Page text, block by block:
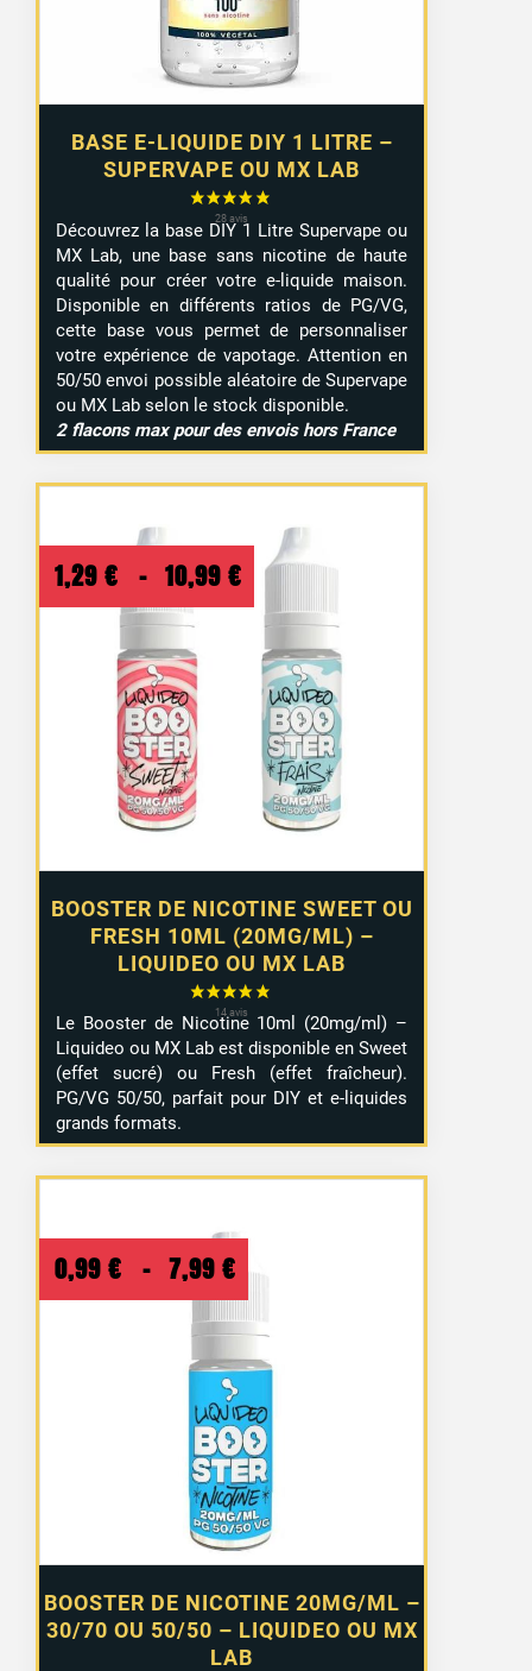
21 avis
BASE E-LIQUIDE DIY 1 LITRE –
SUPERVAPE OU MX LAB
Découvrez la base DIY 1 Litre Supervape ou
MX Lab, une base sans nicotine de haute
qualité pour créer votre e-liquide maison.
Disponible en différents ratios de PG/VG,
cette base vous permet de personnaliser
votre expérience de vapotage. Attention en
50/50 envoi possible aléatoire de Supervape
ou MX Lab selon le stock disponible.
2 flacons max pour des envois hors France
BOOSTER DE NICOTINE SWEET OU
FRESH 10ML (20MG/ML) –
LIQUIDEO OU MX LAB
1,29 € – 10,99 €
Plage
de
prix :
1,29 €
10,99 €
Le Booster de Nicotine 10ml (20mg/ml) –
Liquideo ou MX Lab est disponible en Sweet
(effet sucré) ou Fresh (effet fraîcheur).
PG/VG 50/50, parfait pour DIY et e-liquides
grands formats.
BOOSTER DE NICOTINE 20MG/ML –
30/70 OU 50/50 – LIQUIDEO OU MX
LAB
0,99 € – 7,99 € Plage
de
prix :
0,99 €
à
7,99 €